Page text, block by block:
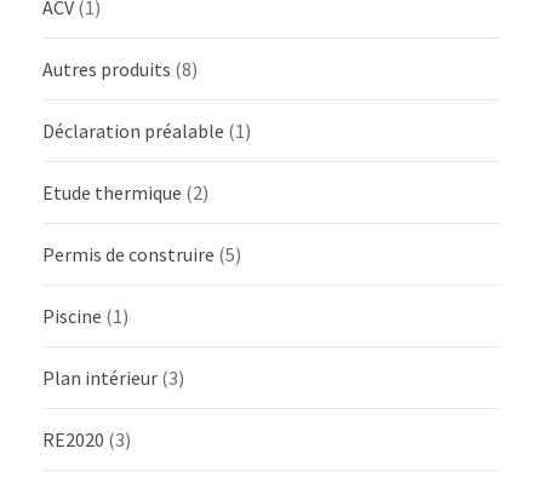
ACV (1)
Autres produits (8)
Déclaration préalable (1)
Etude thermique (2)
Permis de construire (5)
Piscine (1)
Plan intérieur (3)
RE2020 (3)